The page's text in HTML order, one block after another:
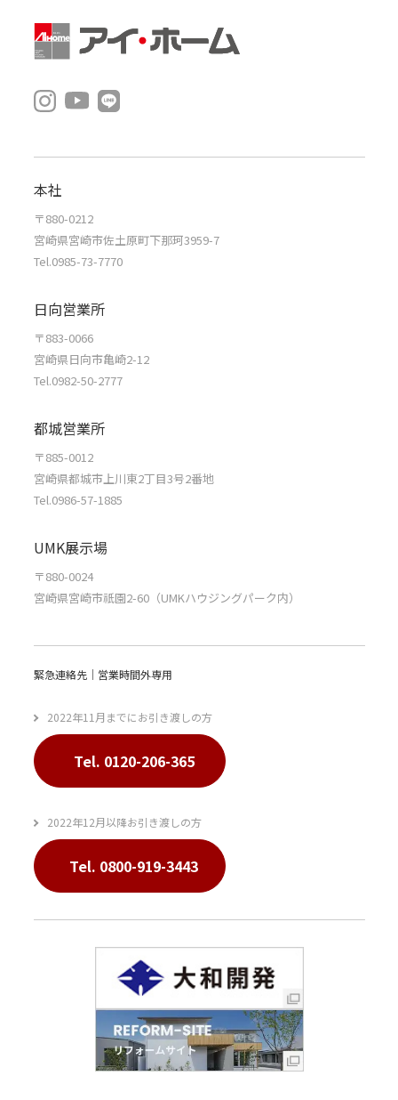
本社
〒880-0212
宮崎県宮崎市佐土原町下那珂3959-7
Tel.0985-73-7770
日向営業所
〒883-0066
宮崎県日向市亀崎2-12
Tel.0982-50-2777
都城営業所
〒885-0012
宮崎県都城市上川東2丁目3号2番地
Tel.0986-57-1885
UMK展示場
〒880-0024
宮崎県宮崎市祇園2-60（UMKハウジングパーク内）
緊急連絡先｜営業時間外専用
2022年11月までにお引き渡しの方
Tel. 0120-206-365
2022年12月以降お引き渡しの方
Tel. 0800-919-3443